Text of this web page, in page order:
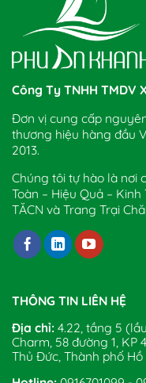
Công Ty TNHH TMDV
Đơn vị cung cấp
thương hiệu hàng đầu
2013.
Chúng tôi tự hào là nơi
Toàn – Hiệu Quả –
TĂCN và Trang Trại
THÔNG TIN LIÊN HỆ
Địa chỉ: 4.22, tầng 5
Charm, 58 đường 1, KP
Thủ Đức, Thành phố Hồ